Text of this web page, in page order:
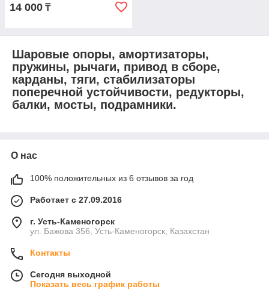
14 000 ₸
Шаровые опоры, амортизаторы,
пружины, рычаги, привод в сборе,
карданы, тяги, стабилизаторы
поперечной устойчивости, редукторы,
балки, мосты, подрамники.
О нас
100% положительных из 6 отзывов за год
Работает с 27.09.2016
г. Усть-Каменогорск
ул. Бажова 356, Усть-Каменогорск, Казахстан
Контакты
Сегодня выходной
Показать весь график работы